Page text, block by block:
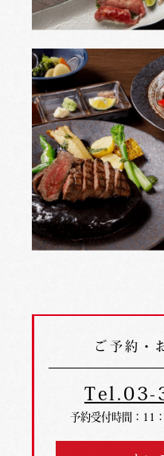
ご予約・
Tel.03-
予約受付時間：11